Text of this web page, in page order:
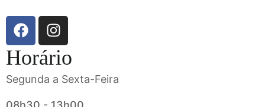
Horário
Segunda a Sexta-Feira